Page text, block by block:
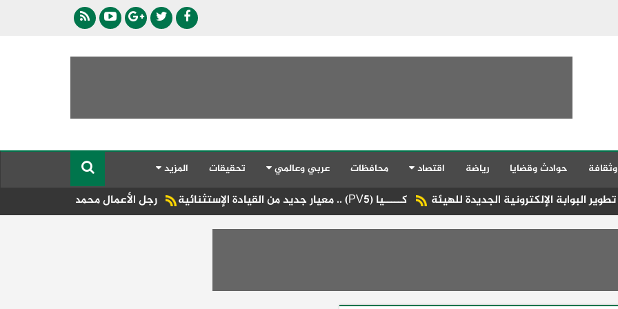
حوادث وقضايا رياضة اقتصاد محافظات عربي وعالمي تحقيقات المزيد
رجل الأعمال محمد الششتاوي يحتفل بزفاف كـــــيا (PV5) .. معيار جديد من القيادة الإستثنائية الجديدة للهيئة